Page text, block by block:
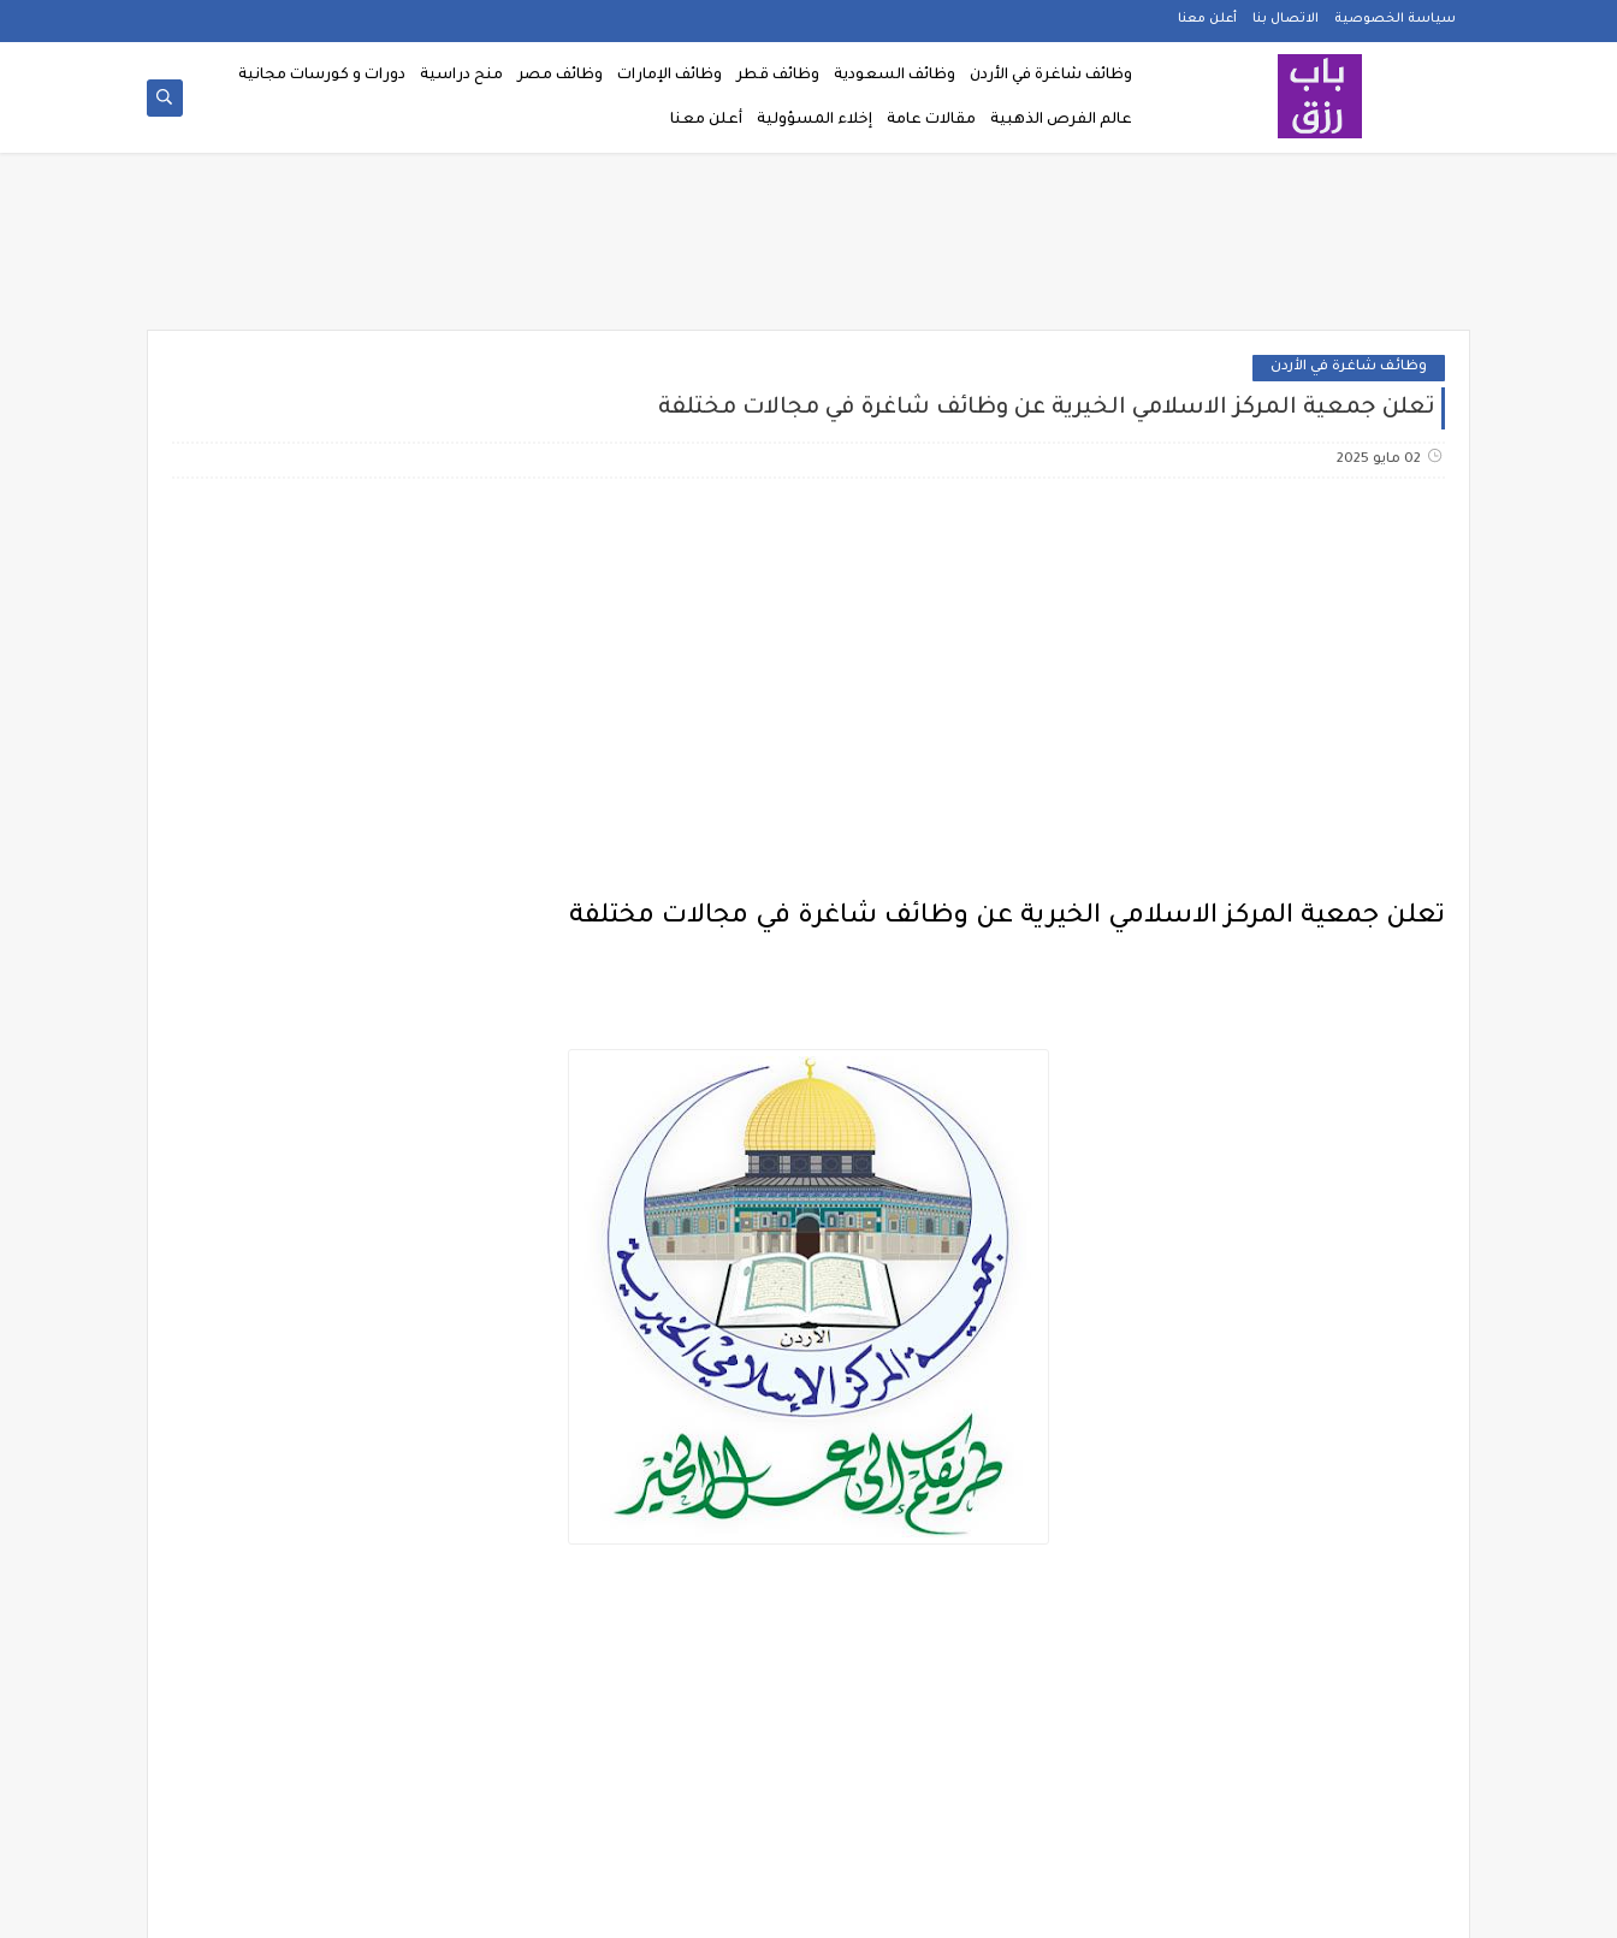
سياسة الخصوصية الاتصال بنا أعلن معنا
وظائف شاغرة في الأردن وظائف السعودية وظائف قطر وظائف الإمارات وظائف مصر منح دراسية دورات و كورسات مجانية
عالم الفرص الذهبية مقالات عامة إخلاء المسؤولية أعلن معنا
وظائف شاغرة في الأردن
تعلن جمعية المركز الاسلامي الخيرية عن وظائف شاغرة في مجالات مختلفة
02 مايو 2025
تعلن جمعية المركز الاسلامي الخيرية عن وظائف شاغرة في مجالات مختلفة